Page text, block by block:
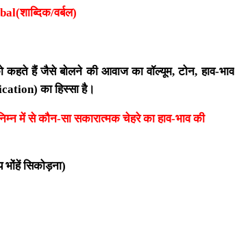
(शाब्दिक/वर्बल)
कहते हैं जैसे बोलने की आवाज का वॉल्यूम, टोन, हाव-भाव
) का हिस्सा है।
में से कौन-सा सकारात्मक चेहरे का हाव-भाव की
सिकोड़ना)